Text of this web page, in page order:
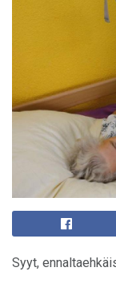
Syyt,